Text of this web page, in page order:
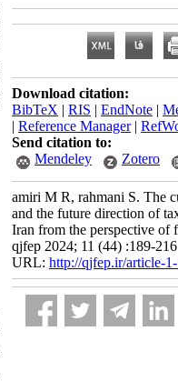
Download citation:
BibTeX | RIS | EndNote |
| Reference Manager|
Send citation to:
Mendeley
Zotero
amiri M R, rahmani S. The
and the future direction of
Iran from the perspective of
qjfep 2024; 11 (44) :189-216
URL: http://qjfep.ir/article-